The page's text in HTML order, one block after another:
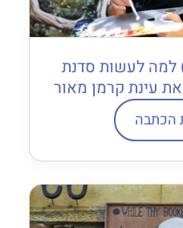
למה לעשות סדנת
עינת קרמן מאור
הכתבה